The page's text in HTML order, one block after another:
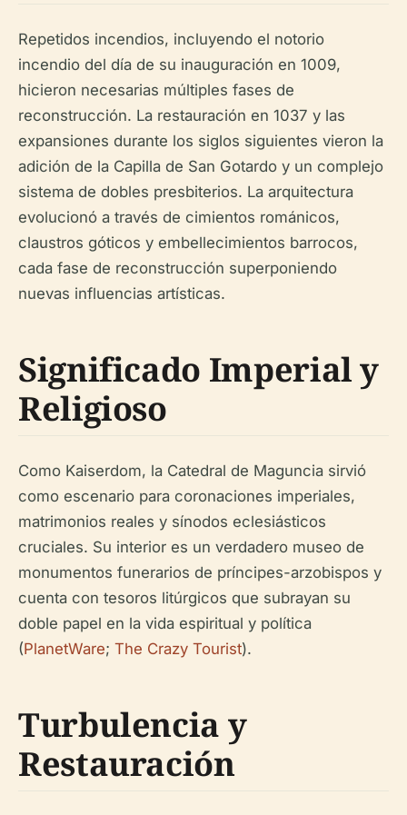
Repetidos incendios, incluyendo el notorio
incendio del día de su inauguración en 1009,
hicieron necesarias múltiples fases de
reconstrucción. La restauración en 1037 y las
expansiones durante los siglos siguientes vieron la
adición de la Capilla de San Gotardo y un complejo
sistema de dobles presbiterios. La arquitectura
evolucionó a través de cimientos románicos,
claustros góticos y embellecimientos barrocos,
cada fase de reconstrucción superponiendo
nuevas influencias artísticas.
Significado Imperial y
Religioso
Como Kaiserdom, la Catedral de Maguncia sirvió
como escenario para coronaciones imperiales,
matrimonios reales y sínodos eclesiásticos
cruciales. Su interior es un verdadero museo de
monumentos funerarios de príncipes-arzobispos y
cuenta con tesoros litúrgicos que subrayan su
doble papel en la vida espiritual y política
(PlanetWare; The Crazy Tourist).
Turbulencia y
Restauración